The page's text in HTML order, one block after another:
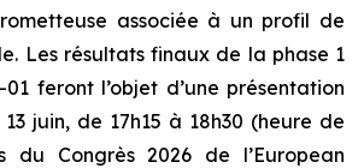
associée à un profil de
Les résultats finaux de la phase 1
01 feront l’objet d’une présentation
juin, de 17h15 à 18h30 (heure de
du Congrès 2026 de l’European